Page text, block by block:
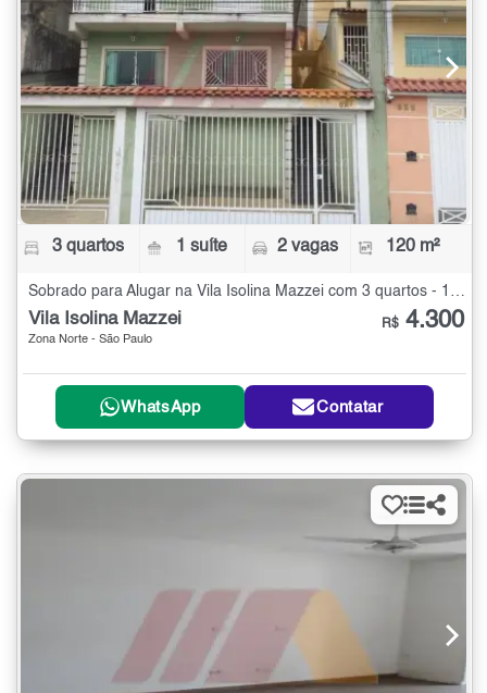
3 quartos 1 suíte 2 vagas 120 m²
Vila Isolina Mazzei
Zona Norte - São Paulo
R$ 4.300
WhatsApp Contatar